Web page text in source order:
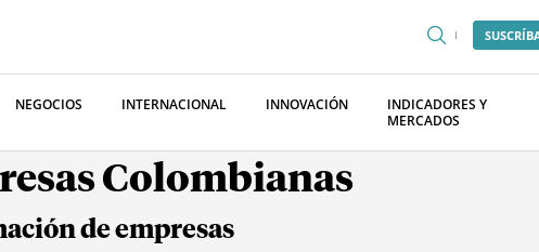
NEGOCIOS INTERNACIONAL INNOVACIÓN
INDICADORES Y
MERCADOS
Colombianas
de empresas